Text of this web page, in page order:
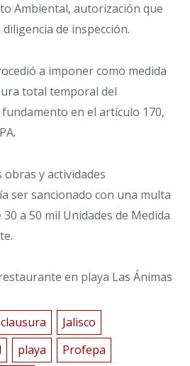
Ambiental, autorización que
de inspección.
a imponer como medida
total temporal del
en el artículo 170,
obras y actividades
ser sancionado con una multa
a 50 mil Unidades de Medida
clausura
Jalisco
playa
Profepa